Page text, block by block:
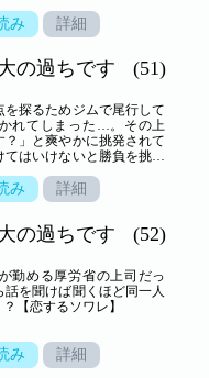
み 詳細
の過ちです (51)
探るためジムで尾行して
れてしまった…。その上
？」と爽やかに挑発されて
はいけないと勝負を挑ん
み 詳細
の過ちです (52)
勤める厚労省の上司だっ
を聞けば聞くほど同一人
【恋するソワレ】
み 詳細